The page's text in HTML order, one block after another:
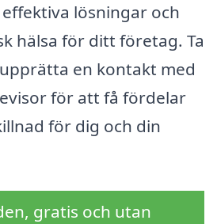
lösningar och
hälsa för ditt företag. Ta
en kontakt med
för att få fördelar
för dig och din
gratis och utan